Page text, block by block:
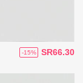
SR66.30
-15%